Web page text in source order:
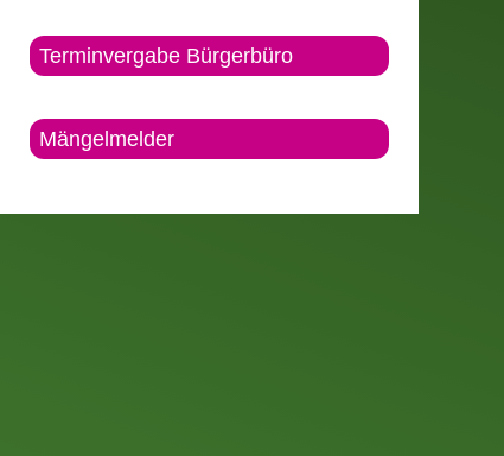
Terminvergabe Bürgerbüro
Mängelmelder